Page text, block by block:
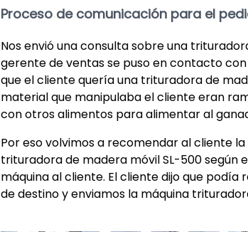
Proceso de comunicación para el
Nos envió una consulta sobre una
gerente de ventas se puso en contacto
que el cliente quería una trituradora de
material que manipulaba el cliente eran
con otros alimentos para alimentar al
Por eso volvimos a recomendar al cliente
trituradora de madera móvil SL-500 según
máquina al cliente. El cliente dijo que
de destino y enviamos la máquina